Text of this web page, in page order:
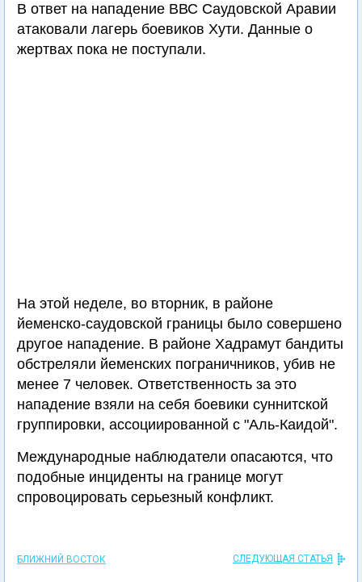
В ответ на нападение ВВС Саудовской Аравии
атаковали лагерь боевиков Хути. Данные о
жертвах пока не поступали.
На этой неделе, во вторник, в районе
йеменско-саудовской границы было совершено
другое нападение. В районе Хадрамут бандиты
обстреляли йеменских пограничников, убив не
менее 7 человек. Ответственность за это
нападение взяли на себя боевики суннитской
группировки, ассоциированной с "Аль-Каидой".
Международные наблюдатели опасаются, что
подобные инциденты на границе могут
спровоцировать серьезный конфликт.
БЛИЖНИЙ ВОСТОК СЛЕДУЮЩАЯ СТАТЬЯ